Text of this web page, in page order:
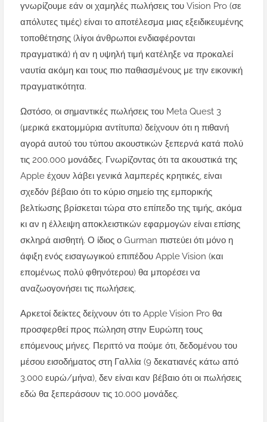
γνωρίζουμε εάν οι χαμηλές πωλήσεις του Vision Pro (σε
απόλυτες τιμές) είναι το αποτέλεσμα μιας εξειδικευμένης
τοποθέτησης (λίγοι άνθρωποι ενδιαφέρονται
πραγματικά) ή αν η υψηλή τιμή κατέληξε να προκαλεί
ναυτία ακόμη και τους πιο παθιασμένους με την εικονική
πραγματικότητα.
Ωστόσο, οι σημαντικές πωλήσεις του Meta Quest 3
(μερικά εκατομμύρια αντίτυπα) δείχνουν ότι η πιθανή
αγορά αυτού του τύπου ακουστικών ξεπερνά κατά πολύ
τις 200.000 μονάδες. Γνωρίζοντας ότι τα ακουστικά της
Apple έχουν λάβει γενικά λαμπερές κρητικές, είναι
σχεδόν βέβαιο ότι το κύριο σημείο της εμπορικής
βελτίωσης βρίσκεται τώρα στο επίπεδο της τιμής, ακόμα
κι αν η έλλειψη αποκλειστικών εφαρμογών είναι επίσης
σκληρά αισθητή. Ο ίδιος ο Gurman πιστεύει ότι μόνο η
άφιξη ενός εισαγωγικού επιπέδου Apple Vision (και
επομένως πολύ φθηνότερου) θα μπορέσει να
αναζωογονήσει τις πωλήσεις.
Αρκετοί δείκτες δείχνουν ότι το Apple Vision Pro θα
προσφερθεί προς πώληση στην Ευρώπη τους
επόμενους μήνες. Περιττό να πούμε ότι, δεδομένου του
μέσου εισοδήματος στη Γαλλία (9 δεκατιανές κάτω από
3.000 ευρώ/μήνα), δεν είναι καν βέβαιο ότι οι πωλήσεις
εδώ θα ξεπεράσουν τις 10.000 μονάδες.